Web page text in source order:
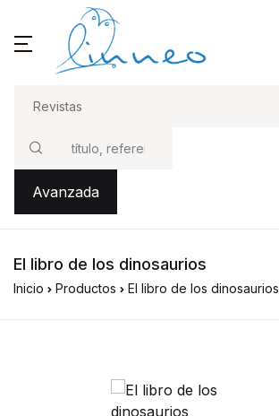
Buscar
Avanzada
El libro de los dinosaurios
Inicio Productos El libro de los dinosaurios